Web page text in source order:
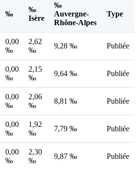
‰
‰
Isère
‰
Auvergne-
Rhône-Alpes
Type
0,00
‰
2,62
‰
9,28 ‰ Publiée
0,00
‰
2,15
‰
9,64 ‰ Publiée
0,00
‰
2,06
‰
8,81 ‰ Publiée
0,00
‰
1,92
‰
7,79 ‰ Publiée
0,00
‰
2,30
‰
9,87 ‰ Publiée